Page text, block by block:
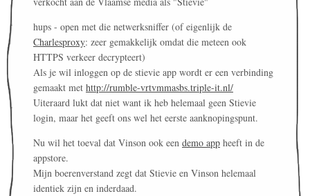
hups - open met die netwerksniffer (of eigenlijk de
Charlesproxy: zeer gemakkelijk omdat die meteen ook
HTTPS verkeer decrypteert)
Als je wil inloggen op de stievie app wordt er een verbinding
gemaakt met http://rumble-vrtvmmasbs.triple-it.nl/
Uiteraard lukt dat niet want ik heb helemaal geen Stievie
login, maar het geeft ons wel het eerste aanknopingspunt.
Nu wil het toeval dat Vinson ook een demo app heeft in de
appstore.
Mijn boerenverstand zegt dat Stievie en Vinson helemaal
identiek zijn en inderdaad.